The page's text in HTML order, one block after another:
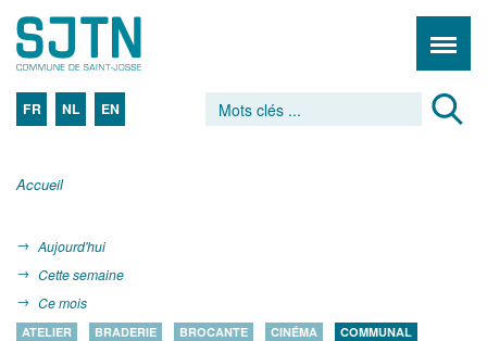
FR NL EN
Accueil
Aujourd'hui
Cette semaine
Ce mois
ATELIER BRADERIE BROCANTE CINÉMA
COMMUNAL